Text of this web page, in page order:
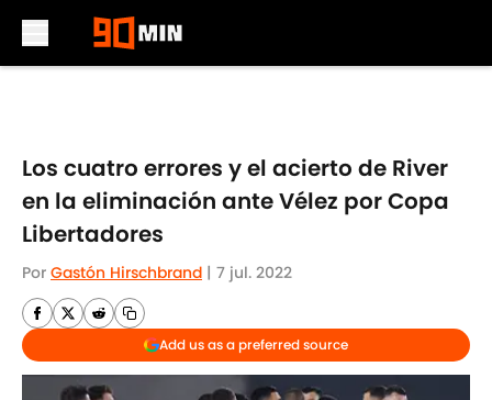
Los cuatro errores y el acierto de River
en la eliminación ante Vélez por Copa
Libertadores
Por Gastón Hirschbrand | 7 jul. 2022
Add us as a preferred source